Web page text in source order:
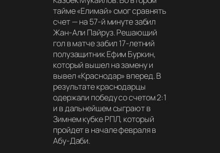
тайме «Елимай» смог сравнять
счет — на 57-й минуте забил
Жан-Али Пайруз. Решающий
гол в матче забил 17-летний
полузащитник Ефим Буркин,
который вышел на замену и
вывел «Краснодар» вперед. В
результате краснодарцы
одержали победу со счетом 2:1
и в дальнейшем сыграют в
Зимнем кубке РПЛ, который
пройдет в начале февраля в
Абу-Даби.